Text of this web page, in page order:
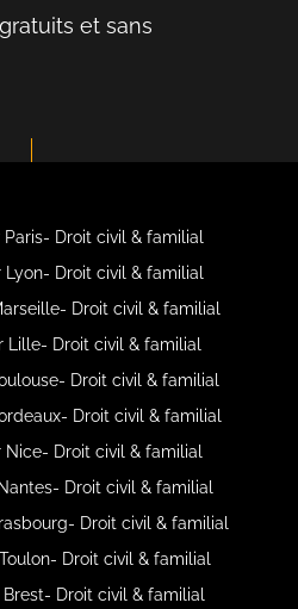
et sans
Droit civil & familial
Droit civil & familial
Droit civil & familial
Lille- Droit civil & familial
Droit civil & familial
Droit civil & familial
Nice- Droit civil & familial
Droit civil & familial
Droit civil & familial
Droit civil & familial
Droit civil & familial